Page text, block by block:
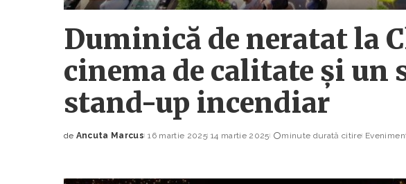
Duminică de neratat la
cinema de calitate și un
stand-up incendiar
de Ancuta Marcus 16 martie 2025 14 martie 2025 minute durată citire